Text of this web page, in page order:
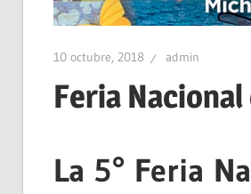
10 octubre, 2018 admin
Feria
La 5° Feria